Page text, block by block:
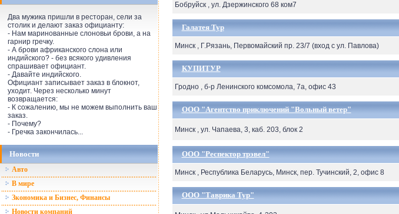
Два мужика пришли в ресторан, сели за
столик и делают заказ официанту:
- Нам маринованные слоновьи брови, а на
гарнир гречку.
- А брови африканского слона или
индийского? - без всякого удивления
спрашивает официант.
- Давайте индийского.
Официант записывает заказ в блокнот,
уходит. Через несколько минут
возвращается:
- К сожалению, мы не можем выполнить ваш
заказ.
- Почему?
- Гречка закончилась...
Новости
Авто
В мире
Зкономика и Бизнес, Финансы
Новости компаний
Бобруйск , ул. Дзержинского 68 ком7
Галатея Тур
Минск , Г.Рязань, Первомайский пр. 23/7 (вход с ул. Павлова)
КУПИТУР
Гродно , б-р Ленинского комсомола, 7а, офис 43
ООО "Агентство приключений "Вольный ветер"
Минск , ул. Чапаева, 3, каб. 203, блок 2
ООО "Респектор трэвел"
Минск , Республика Беларусь, Минск, пер. Тучинский, 2, офис 8
ООО "Таврика Тур"